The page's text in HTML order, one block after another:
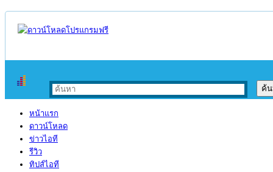
หน้าแรก
ดาวน์โหลด
ข่าวไอที
รีวิว
ทิปส์ไอที